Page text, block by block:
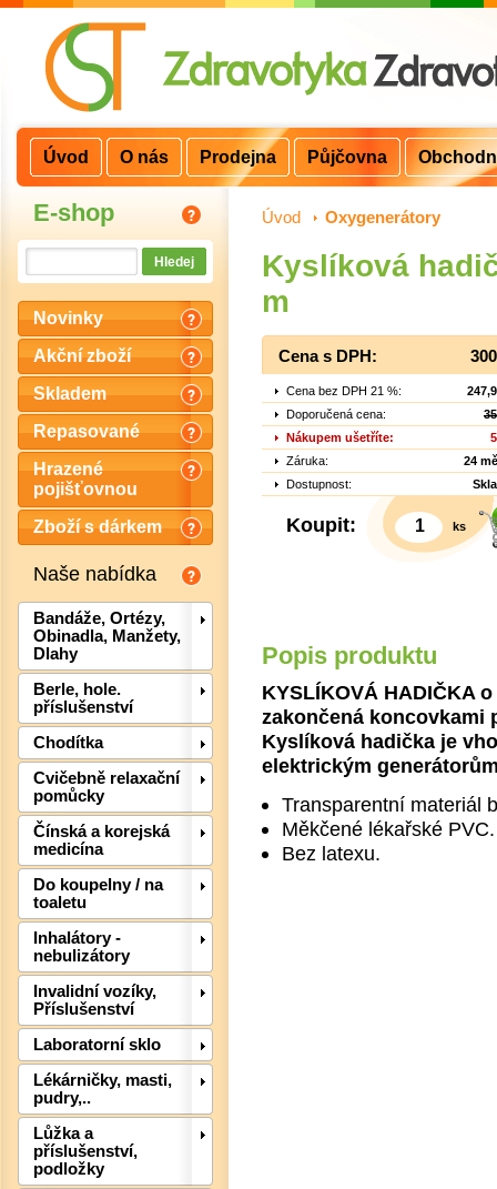
E-shop
Novinky
Akční zboží
Skladem
Repasované
Hrazené
pojišťovnou
Zboží s dárkem
Naše nabídka
Bandáže, Ortézy,
Obinadla, Manžety,
Dlahy
Berle, hole.
příslušenství
Chodítka
Cvičebně relaxační
pomůcky
Čínská a korejská
medicína
Do koupelny / na
toaletu
Inhalátory -
nebulizátory
Invalidní vozíky,
Příslušenství
Laboratorní sklo
Lékárničky, masti,
pudry,..
Lůžka a
příslušenství,
podložky
Úvod > Oxygenerátory
Kyslíková
m
Cena s DPH:
Cena bez DPH 21 %:
Doporučená cena:
Nákupem ušetříte:
Záruka:
24
Dostupnost:
Koupit: ks
Popis produktu
KYSLÍKOVÁ HADIČKA
zakončená koncovkami
Kyslíková hadička je
elektrickým
Transparentní materiál
Měkčené lékařské PVC.
Bez latexu.
Úvod O nás Prodejna Půjčovna